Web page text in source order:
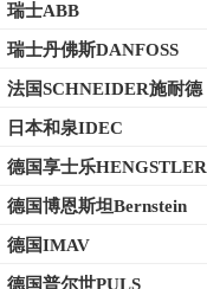
瑞士ABB
瑞士丹佛斯DANFOSS
法国SCHNEIDER施耐德
日本和泉IDEC
德国享士乐HENGSTLER
德国博恩斯坦Bernstein
德国IMAV
德国普尔世PULS